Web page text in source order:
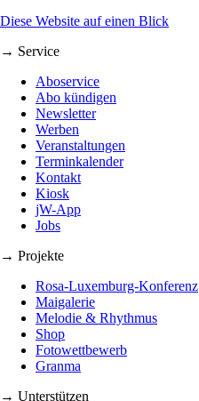
Diese Website auf einen Blick
→ Service
Aboservice
Abo kündigen
Newsletter
Werben
Veranstaltungen
Terminkalender
Kontakt
Kiosk
jW-App
Jobs
→ Projekte
Rosa-Luxemburg-Konferenz
Maigalerie
Melodie & Rhythmus
Shop
Fotowettbewerb
Granma
→ Unterstützen